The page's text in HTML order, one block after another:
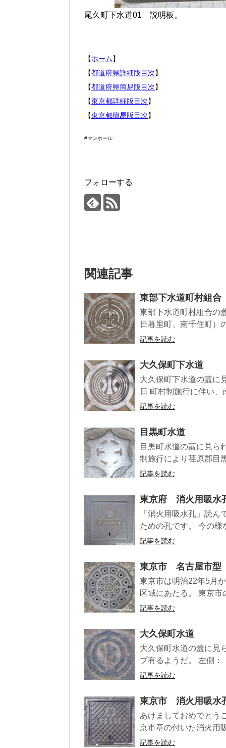
尾久町下水道01 説明板。
【ホーム】
【都道府県詳細版目次】
【都道府県簡易版目次】
【東京都詳細版目次】
【東京都簡易版目次】
#マンホール
フォローする
関連記事
東部下水道町村組合
東部下水道町村組合の
日暮里町、南千住町）
記事を読む
大久保町下水道
大久保町下水道の蓋に
日 町村制施行に伴い
記事を読む
目黒町水道
目黒町水道の蓋に見ら
制施行により荏原郡目
記事を読む
東京府 消火用吸水
「消火用吸水孔」読
ための孔です。 今の
記事を読む
東京市 名古屋市型
東京市は明治22年5月
区域にあたる。 東京
記事を読む
大久保町水道
大久保町水道の蓋に見
プ有るようだ。 左側：
記事を読む
東京市 消火用吸水
あけましておめでとう
京市章の付いた消火用
記事を読む